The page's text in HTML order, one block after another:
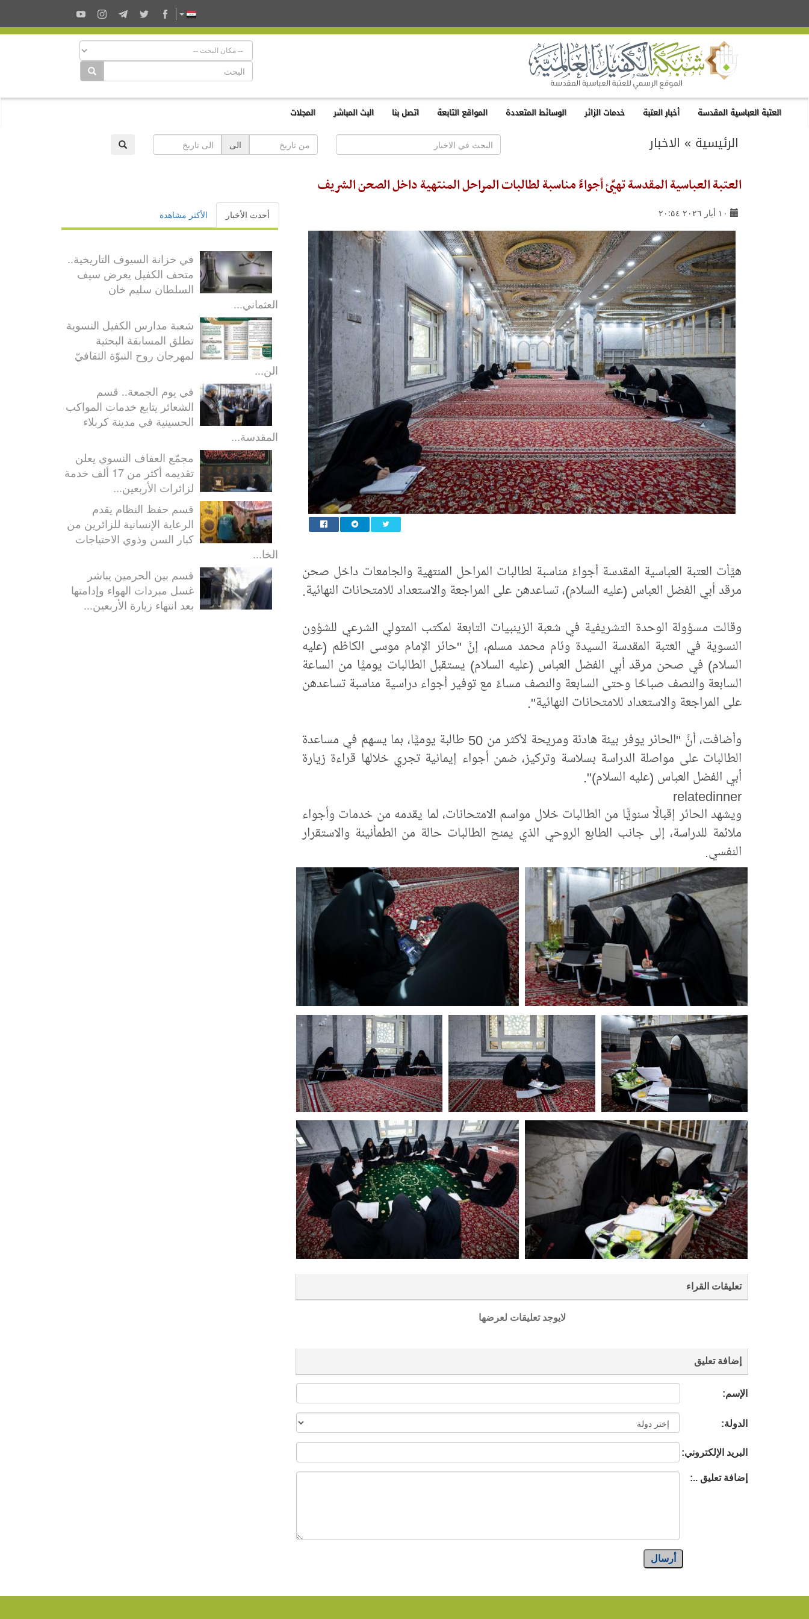
العتبة العباسية المقدسة أخبار العتبة خدمات الزائر الوسائط المتعددة المواقع التابعة اتصل بنا البث المباشر المجلات
الرئيسية » الاخبار الى
العتبة العباسية المقدسة تهيِّئ أجواءً مناسبة لطالبات المراحل المنتهية داخل الصحن الشريف
١٠ أيار ٢٠٢٦ ٢٠:٥٤
هيَّأت العتبة العباسية المقدسة أجواءً مناسبة لطالبات المراحل المنتهية والجامعات داخل صحن
مرقد أبي الفضل العباس (عليه السلام)، تساعدهن على المراجعة والاستعداد للامتحانات النهائية.
وقالت مسؤولة الوحدة التشريفية في شعبة الزينبيات التابعة لمكتب المتولي الشرعي للشؤون
النسوية في العتبة المقدسة السيدة وئام محمد مسلم، إنَّ "حائر الإمام موسى الكاظم (عليه
السلام) في صحن مرقد أبي الفضل العباس (عليه السلام) يستقبل الطالبات يوميًّا من الساعة
السابعة والنصف صباحًا وحتى السابعة والنصف مساءً مع توفير أجواء دراسية مناسبة تساعدهن
على المراجعة والاستعداد للامتحانات النهائية".
وأضافت، أنَّ "الحائر يوفر بيئة هادئة ومريحة لأكثر من 50 طالبة يوميًّا، بما يسهم في مساعدة
الطالبات على مواصلة الدراسة بسلاسة وتركيز، ضمن أجواء إيمانية تجري خلالها قراءة زيارة
أبي الفضل العباس (عليه السلام)".
relatedinner
ويشهد الحائر إقبالًا سنويًّا من الطالبات خلال مواسم الامتحانات، لما يقدمه من خدمات وأجواء
ملائمة للدراسة، إلى جانب الطابع الروحي الذي يمنح الطالبات حالة من الطمأنينة والاستقرار
النفسي.
تعليقات القراء
لايوجد تعليقات لعرضها
إضافة تعليق
الإسم:
الدولة:
البريد الإلكتروني:
إضافة تعليق ..:
أرسال
أحدث الأخبار الأكثر مشاهدة
في خزانة السيوف التاريخية..
متحف الكفيل يعرض سيف
السلطان سليم خان
العثماني...
شعبة مدارس الكفيل النسوية
تطلق المسابقة البحثية
لمهرجان روح النبوّة الثقافيّ
الن...
في يوم الجمعة.. قسم
الشعائر يتابع خدمات المواكب
الحسينية في مدينة كربلاء
المقدسة...
مجمّع العفاف النسوي يعلن
تقديمه أكثر من 17 ألف خدمة
لزائرات الأربعين...
قسم حفظ النظام يقدم
الرعاية الإنسانية للزائرين من
كبار السن وذوي الاحتياجات
الخا...
قسم بين الحرمين يباشر
غسل مبردات الهواء وإدامتها
بعد انتهاء زيارة الأربعين...